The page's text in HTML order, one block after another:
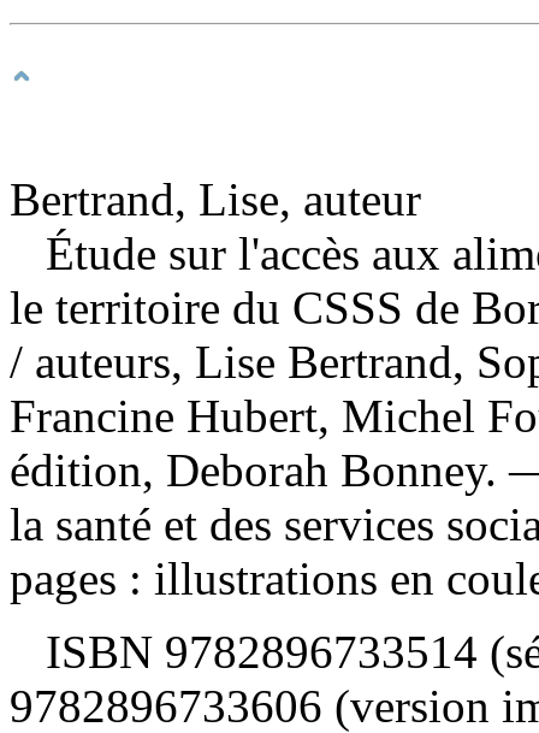
Bertrand, Lise, auteur
Étude sur l'accès aux
le territoire du CSSS de
/ auteurs, Lise Bertrand,
Francine Hubert, Michel
édition, Deborah Bonney.
la santé et des services
pages : illustrations en
ISBN 9782896733514
9782896733606 (version